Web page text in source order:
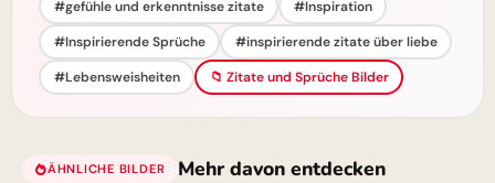
#gefühle und erkenntnisse zitate
#Inspiration
#Inspirierende Sprüche
#inspirierende zitate über liebe
#Lebensweisheiten
📁 Zitate und Sprüche Bilder
ÄHNLICHE BILDER Mehr davon entdecken